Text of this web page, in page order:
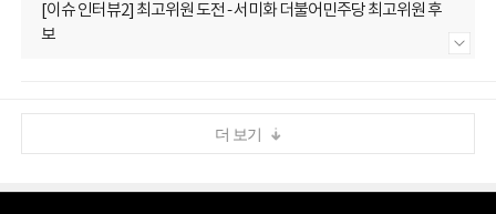
[이슈 인터뷰2] 최고위원 도전 - 서미화 더불어민주당 최고위원 후
보
더 보기